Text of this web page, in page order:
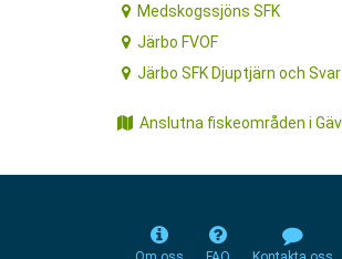
Medskogssjöns SFK
Järbo FVOF
Järbo SFK Djuptjärn och
Anslutna fiskeområden i